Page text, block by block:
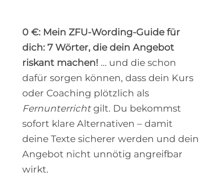
0 €: Mein ZFU-Wording-Guide für
dich: 7 Wörter, die dein Angebot
riskant machen! … und die schon
dafür sorgen können, dass dein Kurs
oder Coaching plötzlich als
Fernunterrichtgilt. Du bekommst
sofort klare Alternativen – damit
deine Texte sicherer werden und dein
Angebot nicht unnötig angreifbar
wirkt.